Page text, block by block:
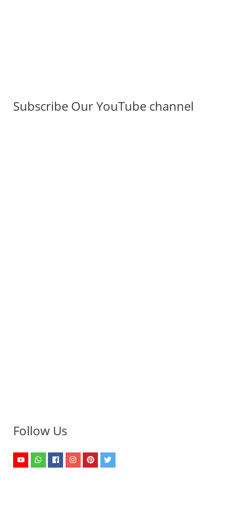
Subscribe Our YouTube channel
Follow Us